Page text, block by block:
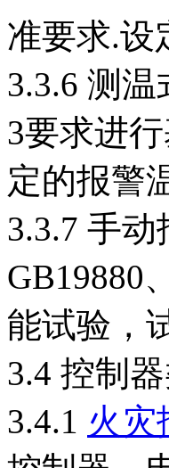
准要求.设
3.3.6 测
3要求进
定的报警
3.3.7 手
GB19880
能试验，
3.4 控制
3.4.1 火灾